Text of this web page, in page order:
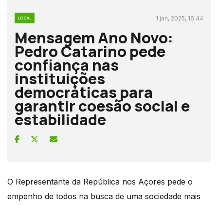
LOCAL 1 jan, 2025, 16:44
Mensagem Ano Novo:
Pedro Catarino pede
confiança nas
instituições
democráticas para
garantir coesão social e
estabilidade
O Representante da República nos Açores pede o
empenho de todos na busca de uma sociedade mais